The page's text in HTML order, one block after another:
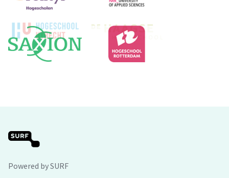
Powered by SURF